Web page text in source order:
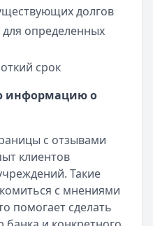
долгов
определенных
срок
информацию о
с отзывами
клиентов
Такие
с мнениями
помогает сделать